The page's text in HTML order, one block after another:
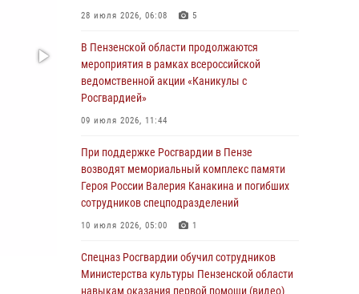
В Управлении Росгвардии по Пензенской
полугодие 2026 года
04 августа 2026, 06:08
Росгвардия обеспечила безопасность
праздничных мероприятий в День ВДВ в
03 августа 2026, 07:14 1
В Пензе сотрудники Росгвардии задержали
мужчину, который криками и нецензурной
бранью напугал жильцов многоквартирного
03 августа 2026, 05:59
28 июля 2026, 06:08 5
В Пензенской области продолжаются
мероприятия в рамках всероссийской
ведомственной акции «Каникулы с
Росгвардией»
09 июля 2026, 11:44
При поддержке Росгвардии в Пензе
возводят мемориальный комплекс памяти
Героя России Валерия Канакина и погибших
сотрудников спецподразделений
10 июля 2026, 05:00 1
Спецназ Росгвардии обучил сотрудников
Министерства культуры Пензенской области
навыкам оказания первой помощи (видео)